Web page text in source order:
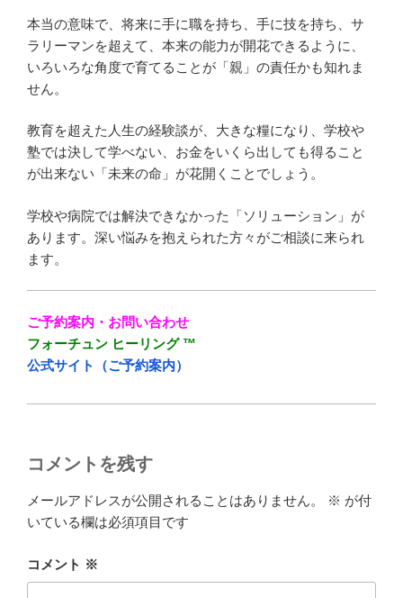
本当の意味で、将来に手に職を持ち、手に技を持ち、サ
ラリーマンを超えて、本来の能力が開花できるように、
いろいろな角度で育てることが「親」の責任かも知れま
せん。
教育を超えた人生の経験談が、大きな糧になり、学校や
塾では決して学べない、お金をいくら出しても得ること
が出来ない「未来の命」が花開くことでしょう。
学校や病院では解決できなかった「ソリューション」が
あります。深い悩みを抱えられた方々がご相談に来られ
ます。
ご予約案内・お問い合わせ
フォーチュン ヒーリング ™
公式サイト（ご予約案内）
コメントを残す
メールアドレスが公開されることはありません。 ※ が付
いている欄は必須項目です
コメント ※